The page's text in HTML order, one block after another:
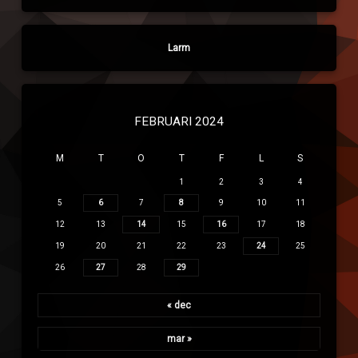
Larm
FEBRUARI 2024
M T O T F L S
1 2 3 4
5 6 7 8 9 10 11
12 13 14 15 16 17 18
19 20 21 22 23 24 25
26 27 28 29
« dec
mar »